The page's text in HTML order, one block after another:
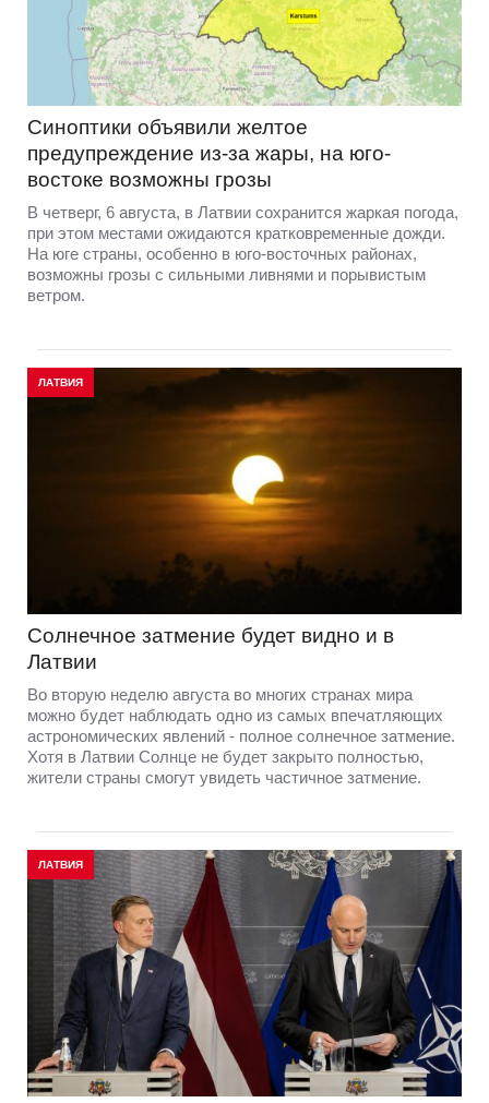
Синоптики объявили желтое
предупреждение из-за жары, на юго-
востоке возможны грозы
В четверг, 6 августа, в Латвии сохранится жаркая погода,
при этом местами ожидаются кратковременные дожди.
На юге страны, особенно в юго-восточных районах,
возможны грозы с сильными ливнями и порывистым
ветром.
ЛАТВИЯ
Солнечное затмение будет видно и в
Латвии
Во вторую неделю августа во многих странах мира
можно будет наблюдать одно из самых впечатляющих
астрономических явлений - полное солнечное затмение.
Хотя в Латвии Солнце не будет закрыто полностью,
жители страны смогут увидеть частичное затмение.
ЛАТВИЯ